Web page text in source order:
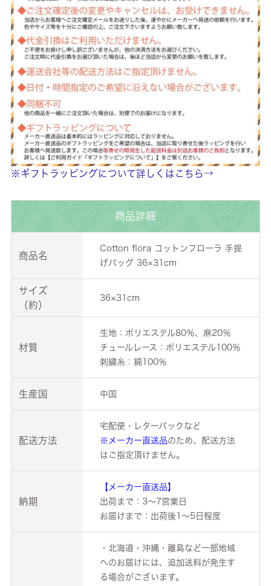
※ギフトラッピングについて詳しくはこちら→
商品詳細
商品名
Cotton flora コットンフローラ 手提
げバッグ 36×31cm
サイズ
（約）
36×31cm
材質
生地：ポリエステル80％、麻20％
チュールレース：ポリエステル100％
刺繍糸：綿100％
生産国 中国
配送方法
宅配便・レターパックなど
※メーカー直送品のため、配送方法
はご指定頂けません。
納期
【メーカー直送品】
出荷まで：3～7営業日
お届けまで：出荷後1～5日程度
・北海道・沖縄・離島など一部地域
へのお届けには、追加送料が発生す
る場合がございます。